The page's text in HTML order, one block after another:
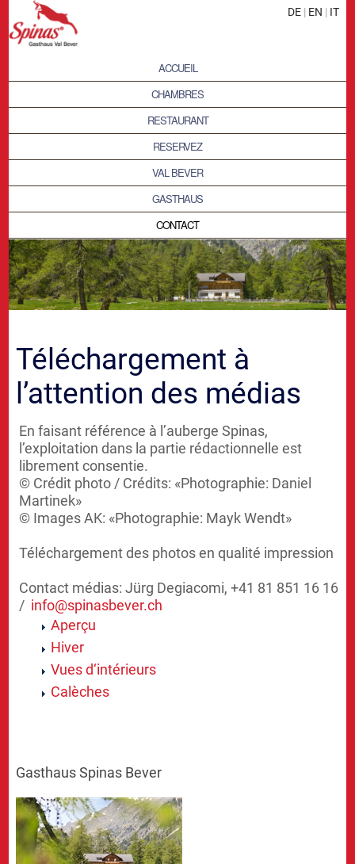
DE | EN | IT
ACCUEIL
CHAMBRES
RESTAURANT
RESERVEZ
VAL BEVER
GASTHAUS
CONTACT
Téléchargement à
l’attention des médias
En faisant référence à l’auberge Spinas,
l’exploitation dans la partie rédactionnelle est
librement consentie.
© Crédit photo / Crédits: «Photographie: Daniel
Martinek»
© Images AK: «Photographie: Mayk Wendt»
Téléchargement des photos en qualité impression
Contact médias: Jürg Degiacomi, +41 81 851 16 16
/ info@spinasbever.ch
Aperçu
Hiver
Vues d‘intérieurs
Calèches
Gasthaus Spinas Bever